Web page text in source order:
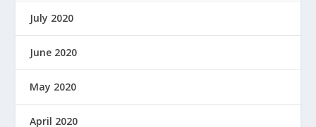
July 2020
June 2020
May 2020
April 2020